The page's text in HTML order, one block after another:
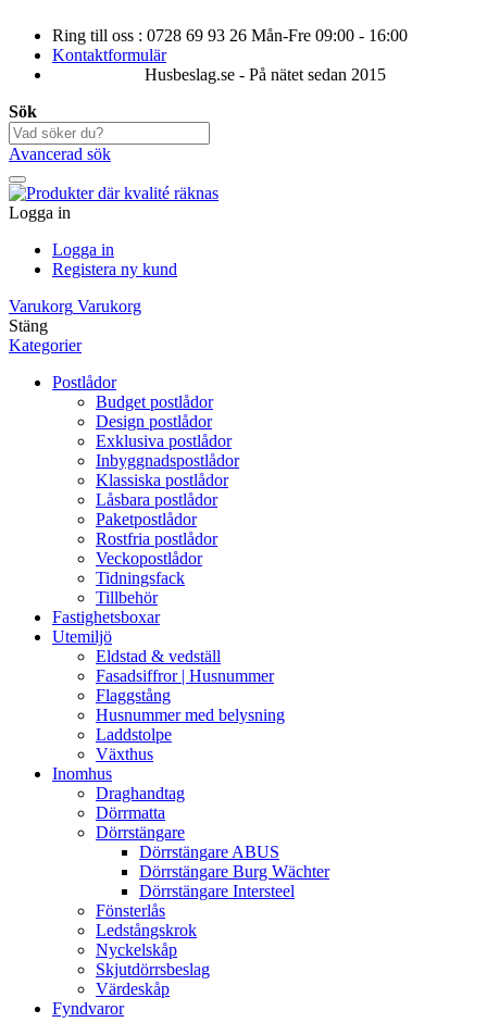
Ring till oss : 0728 69 93 26 Mån-Fre 09:00 - 16:00
Kontaktformulär
Husbeslag.se - På nätet sedan 2015
Sök
Avancerad sök
Logga in
Logga in
Registera ny kund
Varukorg Varukorg
Stäng
Kategorier
Postlådor
Budget postlådor
Design postlådor
Exklusiva postlådor
Inbyggnadspostlådor
Klassiska postlådor
Låsbara postlådor
Paketpostlådor
Rostfria postlådor
Veckopostlådor
Tidningsfack
Tillbehör
Fastighetsboxar
Utemiljö
Eldstad & vedställ
Fasadsiffror | Husnummer
Flaggstång
Husnummer med belysning
Laddstolpe
Växthus
Inomhus
Draghandtag
Dörrmatta
Dörrstängare
Dörrstängare ABUS
Dörrstängare Burg Wächter
Dörrstängare Intersteel
Fönsterlås
Ledstångskrok
Nyckelskåp
Skjutdörrsbeslag
Värdeskåp
Fyndvaror